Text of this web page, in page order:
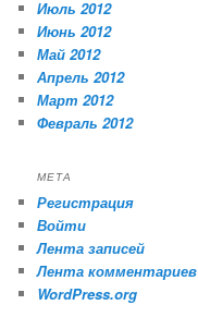
Июль 2012
Июнь 2012
Май 2012
Апрель 2012
Март 2012
Февраль 2012
МЕТА
Регистрация
Войти
Лента записей
Лента комментариев
WordPress.org